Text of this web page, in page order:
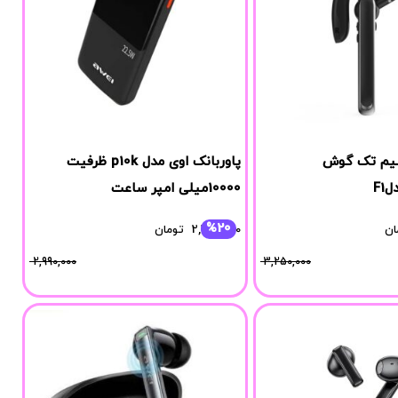
تک گوش
3,250,000
پاوربانک اوی مدل p10k ظرفیت
10000میلی امپر ساعت
2,990,000
2,395,000 تومان %20